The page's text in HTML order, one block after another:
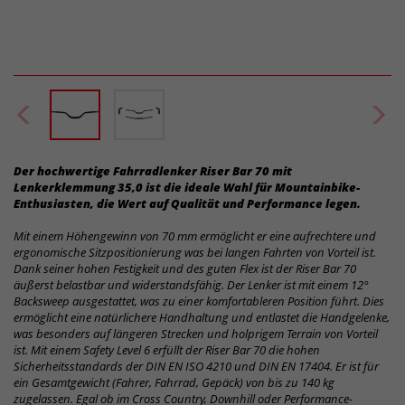
Der hochwertige Fahrradlenker Riser Bar 70 mit
Lenkerklemmung 35,0 ist die ideale Wahl für Mountainbike-
Enthusiasten, die Wert auf Qualität und Performance legen.
Mit einem Höhengewinn von 70 mm ermöglicht er eine aufrechtere und
ergonomische Sitzpositionierung was bei langen Fahrten von Vorteil ist.
Dank seiner hohen Festigkeit und des guten Flex ist der Riser Bar 70
äußerst belastbar und widerstandsfähig. Der Lenker ist mit einem 12°
Backsweep ausgestattet, was zu einer komfortableren Position führt. Dies
ermöglicht eine natürlichere Handhaltung und entlastet die Handgelenke,
was besonders auf längeren Strecken und holprigem Terrain von Vorteil
ist. Mit einem Safety Level 6 erfüllt der Riser Bar 70 die hohen
Sicherheitsstandards der DIN EN ISO 4210 und DIN EN 17404. Er ist für
ein Gesamtgewicht (Fahrer, Fahrrad, Gepäck) von bis zu 140 kg
zugelassen. Egal ob im Cross Country, Downhill oder Performance-